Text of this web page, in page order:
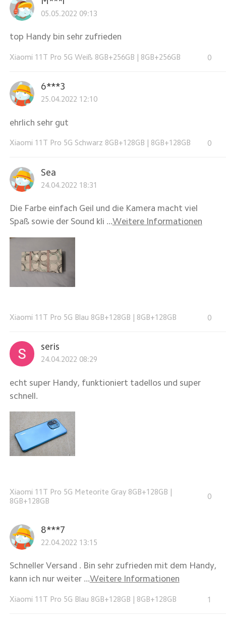
05.05.2022 09:13
top Handy bin sehr zufrieden
Xiaomi 11T Pro 5G Weiß 8GB+256GB 8GB+256GB 0
6***3
25.04.2022 12:10
ehrlich sehr gut
Xiaomi 11T Pro 5G Schwarz 8GB+128GB 8GB+128GB 0
Sea
24.04.2022 18:31
Die Farbe einfach Geil und die Kamera macht viel
Spaß sowie der Sound kli ...Weitere Informationen
Xiaomi 11T Pro 5G Blau 8GB+128GB 8GB+128GB 0
seris
24.04.2022 08:29
echt super Handy, funktioniert tadellos und super
schnell.
Xiaomi 11T Pro 5G Meteorite Gray 8GB+128GB |
8GB+128GB
0
8***7
22.04.2022 13:15
Schneller Versand . Bin sehr zufrieden mit dem Handy,
kann ich nur weiter ...Weitere Informationen
Xiaomi 11T Pro 5G Blau 8GB+128GB 8GB+128GB 1